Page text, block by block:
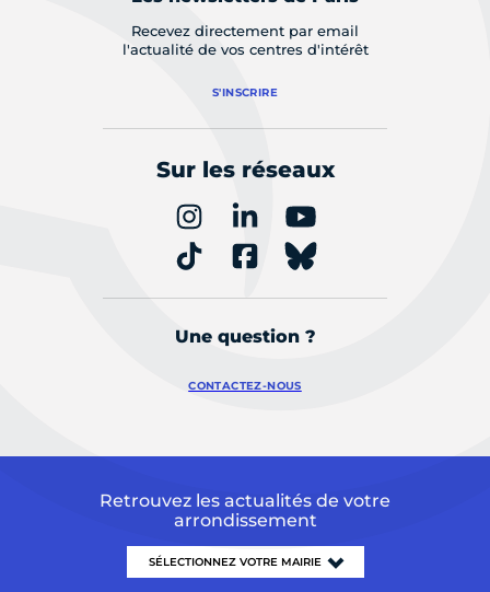
Recevez directement par email
l'actualité de vos centres d'intérêt
S'INSCRIRE
Sur les réseaux
Une question ?
CONTACTEZ-NOUS
Retrouvez les actualités de votre
arrondissement